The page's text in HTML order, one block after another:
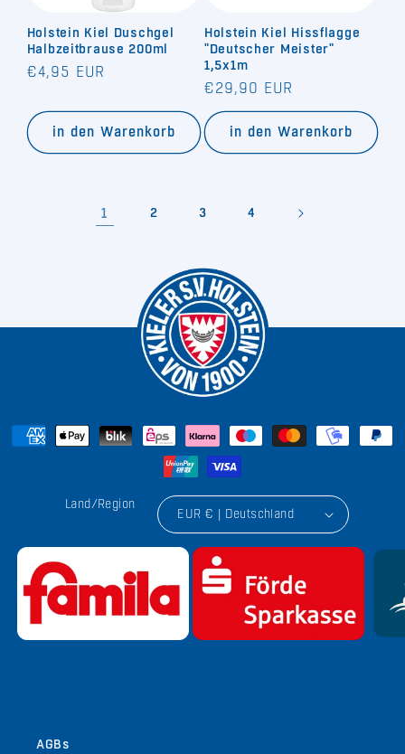
Holstein Kiel Duschgel
Halbzeitbrause 200ml
Normaler
€4,95 EUR
in den Warenkorb
Holstein Kiel Hissflagge
"Deutscher Meister"
1,5x1m
Normaler
Preis
€29,90 EUR
in den Warenkorb
1 2 3 4
Land/Region
EUR € | Deutschland
AGBs